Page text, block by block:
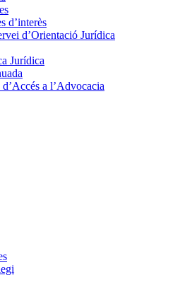
d’interès
d’Orientació Jurídica
Jurídica
a l’Advocacia